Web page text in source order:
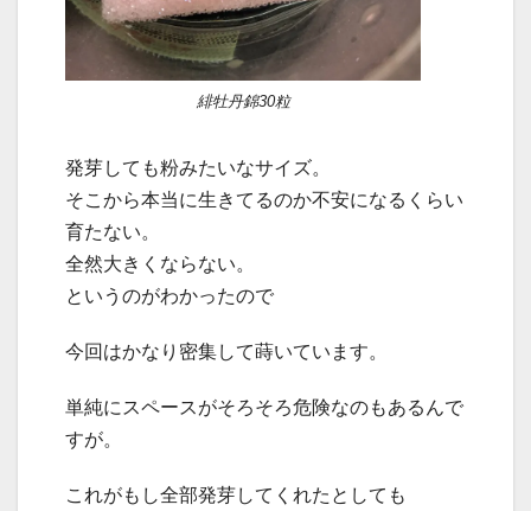
緋牡丹錦30粒
発芽しても粉みたいなサイズ。
そこから本当に生きてるのか不安になるくらい
育たない。
全然大きくならない。
というのがわかったので
今回はかなり密集して蒔いています。
単純にスペースがそろそろ危険なのもあるんで
すが。
これがもし全部発芽してくれたとしても